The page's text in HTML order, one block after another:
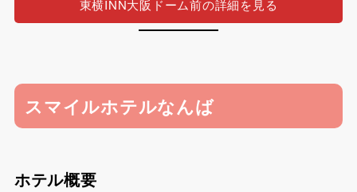
東横INN大阪ドーム前の詳細を見る
スマイルホテルなんば
ホテル概要